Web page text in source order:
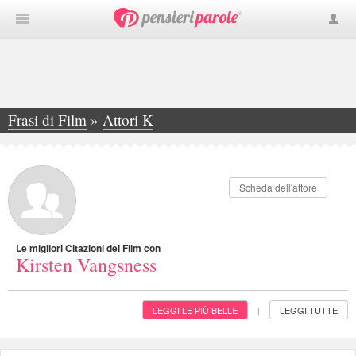
Frasi di Film » Attori K
»Kirsten Vangsness
Scheda dell'attore
Le migliori Citazioni dei Film con
Kirsten Vangsness
LEGGI LE PIÙ BELLE | LEGGI TUTTE